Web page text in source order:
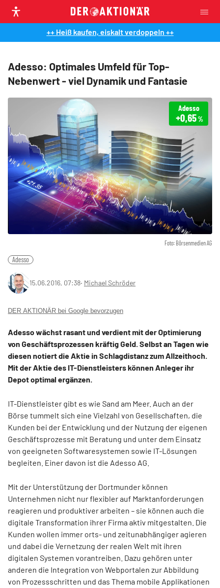
++ Heiß kaufen, eiskalt verdoppeln ++
Adesso: Optimales Umfeld für Top-
Nebenwert - viel Dynamik und Fantasie
Foto: Börsenmedien AG
Adesso
+0,65%
Adesso
15.06.2016, 07:38‧ Michael Schröder
DER AKTIONÄR bei Google bevorzugen
Adesso wächst rasant und verdient mit der Optimierung
von Geschäftsprozessen kräftig Geld. Selbst an Tagen wie
diesen notiert die Aktie in Schlagdistanz zum Allzeithoch.
Mit der Aktie des IT-Dienstleisters können Anleger ihr
Depot optimal ergänzen.
IT-Dienstleister gibt es wie Sand am Meer. Auch an der
Börse tummelt sich eine Vielzahl von Gesellschaften, die
Kunden bei der Entwicklung und der Nutzung der eigenen
Geschäftsprozesse mit Beratung und unter dem Einsatz
von geeigneten Softwaresystemen sowie IT-Lösungen
begleiten. Einer davon ist die Adesso AG.
Mit der Unterstützung der Dortmunder können
Unternehmen nicht nur flexibler auf Marktanforderungen
reagieren und produktiver arbeiten – sie können auch die
digitale Transformation ihrer Firma aktiv mitgestalten. Die
Kunden wollen immer orts- und zeit­unabhängiger agieren
und dabei die Vernetzung der realen Welt mit ihren
digitalen Systemen vorantreiben. Dazu gehören unter
anderen die Integration von Webportalen zur Abbildung
von Prozessschritten und das Thema mobile Applikationen